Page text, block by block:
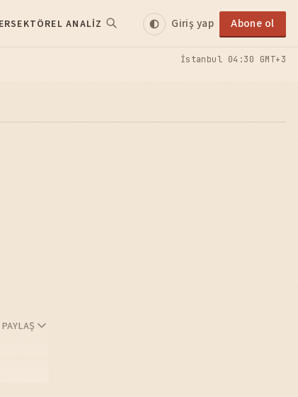
SEKTÖREL ANALIZ Giriş yap Abone ol
İstanbul 04:30 GMT+3
PAYLAŞ